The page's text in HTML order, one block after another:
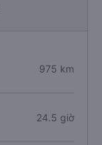
975 km
24.5 giờ